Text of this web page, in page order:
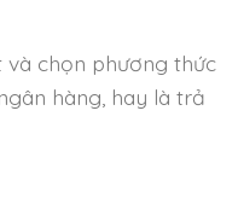
chọn phương thức
hàng, hay là trả